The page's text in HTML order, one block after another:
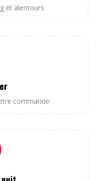
et alentours.
commande